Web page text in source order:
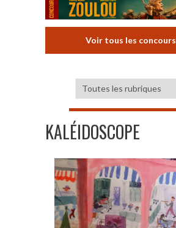
Voir tous les concours
KALÉIDOSCOPE